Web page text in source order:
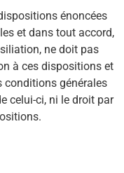
énoncées
et dans tout accord,
ne doit pas
à ces dispositions et
conditions générales
celui-ci, ni le droit par